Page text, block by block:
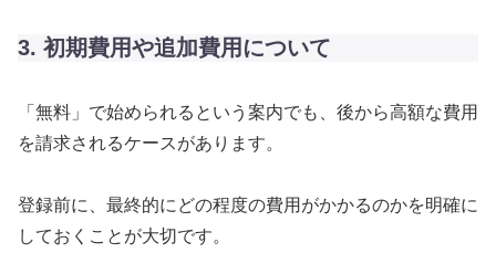
3. 初期費用や追加費用について
「無料」で始められるという案内でも、後から高額な費用
を請求されるケースがあります。
登録前に、最終的にどの程度の費用がかかるのかを明確に
しておくことが大切です。